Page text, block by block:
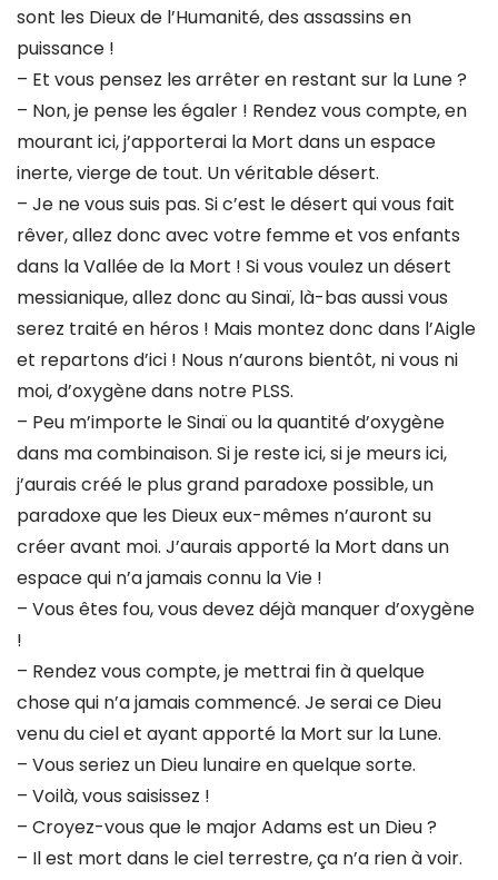
sont les Dieux de l’Humanité, des assassins en
puissance !
– Et vous pensez les arrêter en restant sur la Lune ?
– Non, je pense les égaler ! Rendez vous compte, en
mourant ici, j’apporterai la Mort dans un espace
inerte, vierge de tout. Un véritable désert.
– Je ne vous suis pas. Si c’est le désert qui vous fait
rêver, allez donc avec votre femme et vos enfants
dans la Vallée de la Mort ! Si vous voulez un désert
messianique, allez donc au Sinaï, là-bas aussi vous
serez traité en héros ! Mais montez donc dans l’Aigle
et repartons d’ici ! Nous n’aurons bientôt, ni vous ni
moi, d’oxygène dans notre PLSS.
– Peu m’importe le Sinaï ou la quantité d’oxygène
dans ma combinaison. Si je reste ici, si je meurs ici,
j’aurais créé le plus grand paradoxe possible, un
paradoxe que les Dieux eux-mêmes n’auront su
créer avant moi. J’aurais apporté la Mort dans un
espace qui n’a jamais connu la Vie !
– Vous êtes fou, vous devez déjà manquer d’oxygène
!
– Rendez vous compte, je mettrai fin à quelque
chose qui n’a jamais commencé. Je serai ce Dieu
venu du ciel et ayant apporté la Mort sur la Lune.
– Vous seriez un Dieu lunaire en quelque sorte.
– Voilà, vous saisissez !
– Croyez-vous que le major Adams est un Dieu ?
– Il est mort dans le ciel terrestre, ça n’a rien à voir.